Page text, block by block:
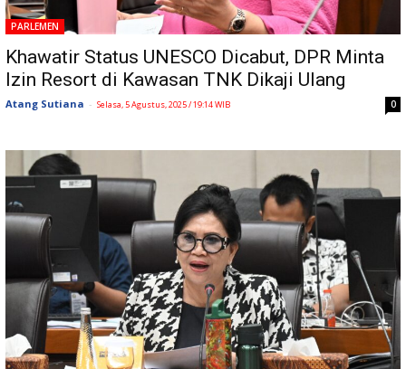
PARLEMEN
Khawatir Status UNESCO Dicabut, DPR Minta
Izin Resort di Kawasan TNK Dikaji Ulang
Atang Sutiana - Selasa, 5 Agustus, 2025 / 19:14 WIB 0